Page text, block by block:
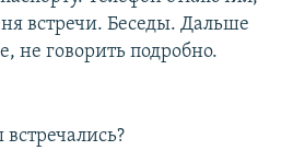
встречи. Беседы. Дальше
не говорить подробно.